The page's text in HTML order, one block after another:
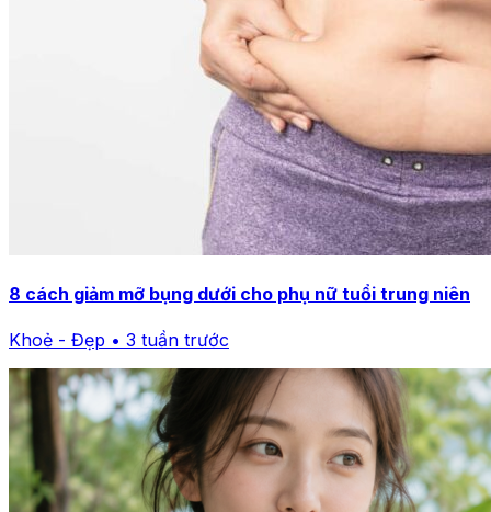
8 cách giảm mỡ bụng dưới cho phụ nữ tuổi trung niên
Khoẻ - Đẹp • 3 tuần trước